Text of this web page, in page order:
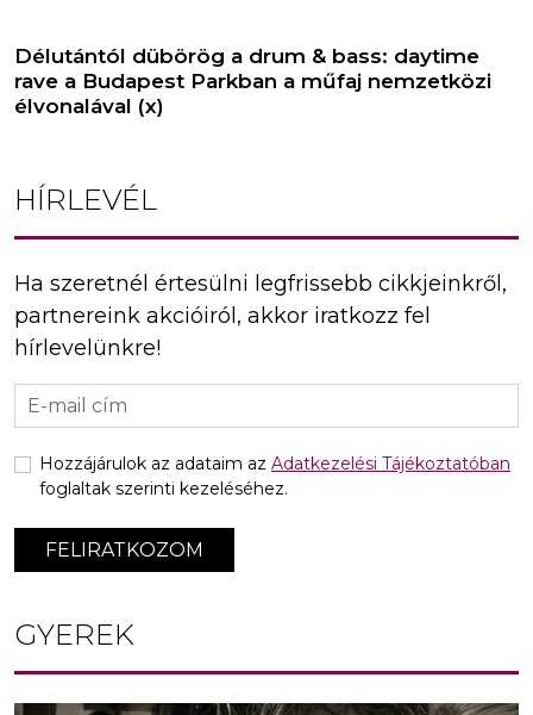
Délutántól dübörög a drum & bass: daytime
rave a Budapest Parkban a műfaj nemzetközi
élvonalával (x)
HÍRLEVÉL
Ha szeretnél értesülni legfrissebb cikkjeinkről,
partnereink akcióiról, akkor iratkozz fel
hírlevelünkre!
FELIRATKOZOM
Hozzájárulok az adataim az Adatkezelési Tájékoztatóban
foglaltak szerinti kezeléséhez.
GYEREK